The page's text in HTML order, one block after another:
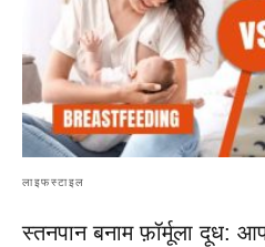
लाइफस्टाइल
स्तनपान बनाम फ़ॉर्मूला दूध: